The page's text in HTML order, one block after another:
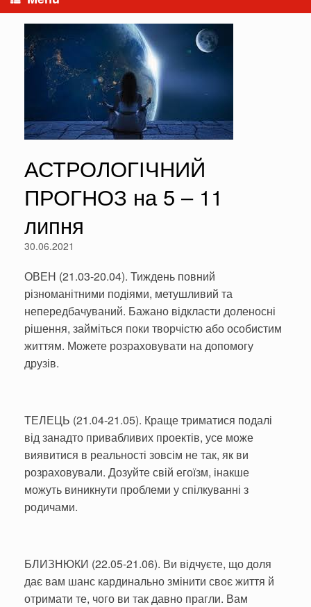
АСТРОЛОГІЧНИЙ
ПРОГНОЗ на 5 – 11
липня
30.06.2021
ОВЕН (21.03-20.04). Тиждень повний
різноманітними подіями, метушливий та
непередбачуваний. Бажано відкласти доленосні
рішення, займіться поки творчістю або особистим
життям. Можете розраховувати на допомогу
друзів.
ТЕЛЕЦЬ (21.04-21.05). Краще триматися подалі
від занадто привабливих проектів, усе може
виявитися в реальності зовсім не так, як ви
розраховували. Дозуйте свій егоїзм, інакше
можуть виникнути проблеми у спілкуванні з
родичами.
БЛИЗНЮКИ (22.05-21.06). Ви відчуєте, що доля
дає вам шанс кардинально змінити своє життя й
отримати те, чого ви так давно прагли. Вам